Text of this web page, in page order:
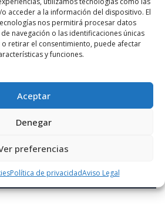
acceder a la información del dispositivo. El
nos permitirá procesar datos
navegación o las identificaciones únicas
retirar el consentimiento, puede afectar
y funciones.
Aceptar
Denegar
preferencias
Política de privacidadAviso Legal
los datos de tus comentarios.